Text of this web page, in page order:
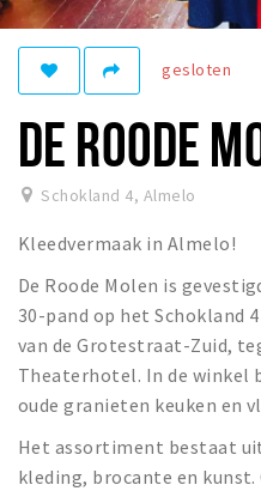
Winkels
Winkelgebieden
Bezienswaardigheden
Musea, theaters & podia
Uitjes & activiteiten
Toeristische routes
Natuurgebieden
Inloggen
gesloten
DE ROODE
Schokland 4, Almelo
Kleedvermaak in Almelo!
De Roode Molen is
30-pand op het Schokland
van de Grotestraat-Zuid,
Theaterhotel. In de winkel
oude granieten keuken en
Het assortiment bestaat
kleding, brocante en kunst.